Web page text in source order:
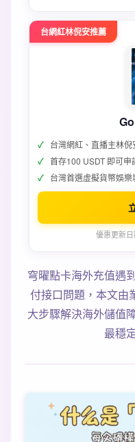
台網紅林倪安推薦
台灣網紅、直播主林
首存100 USDT 即可申
台灣首選虛擬貨幣娛樂
優惠更新
穹曜點卡海外充值遇
付接口問題，本文由
大步驟解決海外儲值
最穩